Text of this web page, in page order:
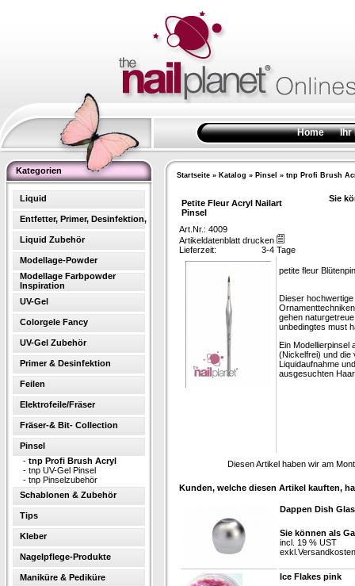
Home Ihr
Kategorien
Liquid
Entfetter, Primer, Desinfektion,
Liquid Zubehör
Modellage-Powder
Modellage Farbpowder
Inspiration
UV-Gel
Colorgele Fancy
UV-Gel Zubehör
Primer & Desinfektion
Feilen
Elektrofeile/Fräser
Fräser-& Bit- Collection
Pinsel
- tnp Profi Brush Acryl
- tnp UV-Gel Pinsel
- tnp Pinselzubehör
Schablonen & Zubehör
Tips
Kleber
Nagelpflege-Produkte
Maniküre & Pediküre
Startseite » Katalog » Pinsel » tnp Profi Brush
Petite Fleur Acryl Nailart
Pinsel
Sie
Art.Nr.: 4009
Artikeldatenblatt drucken
Lieferzeit:
3-4 Tage
petite fleur
Dieser
gehen
unbedingtes must
Ein Modellierpinsel
(Nickelfrei) und die
Liquidaufnahme
ausgesuchten
Diesen Artikel haben wir am
Kunden, welche diesen Artikel kauften,
Dappen Dish
Sie können als
incl. 19 % UST
exkl. Versandkosten
Ice Flakes pink